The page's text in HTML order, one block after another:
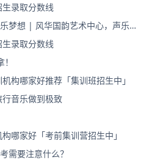
录取分数线
梦想 | 风华国韵艺术中心，声乐汇
录取分数线
构哪家好推荐「集训班招生中」
音乐做到极致
哪家好「考前集训营招生中」
需要注意什么？